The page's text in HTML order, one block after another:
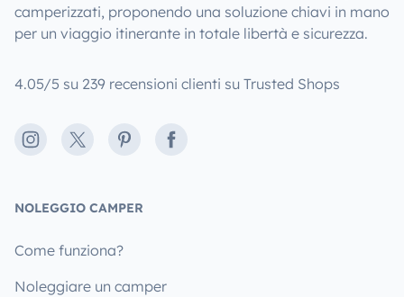
camperizzati, proponendo una soluzione chiavi in mano
per un viaggio itinerante in totale libertà e sicurezza.
4.05/5 su 239 recensioni clienti su Trusted Shops
Instagram
X PinterestFacebook
NOLEGGIO CAMPER
Come funziona?
Noleggiare un camper